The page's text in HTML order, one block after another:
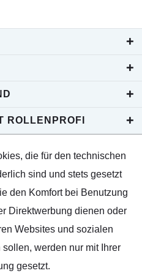
ROLLENPROFI
die für den technischen
sind und stets gesetzt
den Komfort bei Benutzung
Direktwerbung dienen oder
Websites und sozialen
werden nur mit Ihrer
gesetzt.